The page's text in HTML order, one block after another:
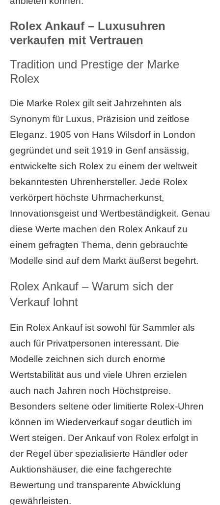
Rolex Ankauf – Luxusuhren
verkaufen mit Vertrauen
Tradition und Prestige der Marke
Rolex
Die Marke Rolex gilt seit Jahrzehnten als
Synonym für Luxus, Präzision und zeitlose
Eleganz. 1905 von Hans Wilsdorf in London
gegründet und seit 1919 in Genf ansässig,
entwickelte sich Rolex zu einem der weltweit
bekanntesten Uhrenhersteller. Jede Rolex
verkörpert höchste Uhrmacherkunst,
Innovationsgeist und Wertbeständigkeit. Genau
diese Werte machen den Rolex Ankauf zu
einem gefragten Thema, denn gebrauchte
Modelle sind auf dem Markt äußerst begehrt.
Rolex Ankauf – Warum sich der
Verkauf lohnt
Ein Rolex Ankauf ist sowohl für Sammler als
auch für Privatpersonen interessant. Die
Modelle zeichnen sich durch enorme
Wertstabilität aus und viele Uhren erzielen
auch nach Jahren noch Höchstpreise.
Besonders seltene oder limitierte Rolex-Uhren
können im Wiederverkauf sogar deutlich im
Wert steigen. Der Ankauf von Rolex erfolgt in
der Regel über spezialisierte Händler oder
Auktionshäuser, die eine fachgerechte
Bewertung und transparente Abwicklung
gewährleisten.